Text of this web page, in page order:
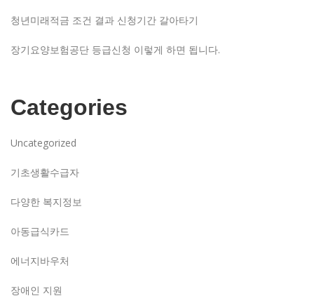
청년미래적금 조건 결과 신청기간 갈아타기
장기요양보험공단 등급신청 이렇게 하면 됩니다.
Categories
Uncategorized
기초생활수급자
다양한 복지정보
아동급식카드
에너지바우처
장애인 지원